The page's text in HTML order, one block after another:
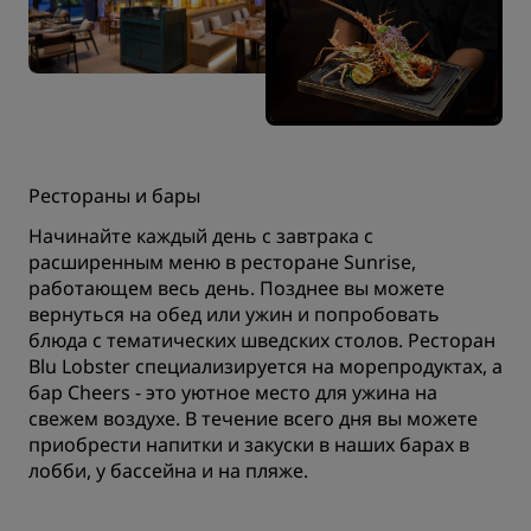
Рестораны и бары
Начинайте каждый день с завтрака с
расширенным меню в ресторане Sunrise,
работающем весь день. Позднее вы можете
вернуться на обед или ужин и попробовать
блюда с тематических шведских столов. Ресторан
Blu Lobster специализируется на морепродуктах, а
бар Cheers - это уютное место для ужина на
свежем воздухе. В течение всего дня вы можете
приобрести напитки и закуски в наших барах в
лобби, у бассейна и на пляже.